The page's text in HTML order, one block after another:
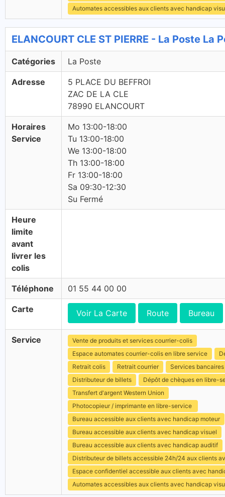
Automates accessibles aux clients avec handicap
ELANCOURT CLE ST PIERRE - La Poste La
Catégories La Poste
Adresse
5 PLACE DU BEFFROI
ZAC DE LA CLE
78990 ELANCOURT
Horaires
Service
Mo 13:00-18:00
Tu 13:00-18:00
We 13:00-18:00
Th 13:00-18:00
Fr 13:00-18:00
Sa 09:30-12:30
Su Fermé
Heure
limite
avant
livrer les
colis
Téléphone 01 55 44 00 00
Carte Voir La Carte Route Bureau
Service
Vente de produits et services courrier-colis
Espace automates courrier-colis en libre service
Retrait colis
Retrait courrier
Services bancaires
Distributeur de billets
Dépôt de chèques en libre-
Transfert d'argent Western Union
Photocopieur / imprimante en libre-service
Bureau accessible aux clients avec handicap moteur
Bureau accessible aux clients avec handicap visuel
Bureau accessible aux clients avec handicap auditif
Distributeur de billets accessible 24h/24 aux clients
Espace confidentiel accessible aux clients avec
Automates accessibles aux clients avec handicap